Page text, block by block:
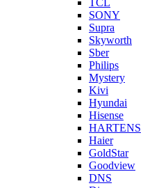
TCL
SONY
Supra
Skyworth
Sber
Philips
Mystery
Kivi
Hyundai
Hisense
HARTENS
Haier
GoldStar
Goodview
DNS